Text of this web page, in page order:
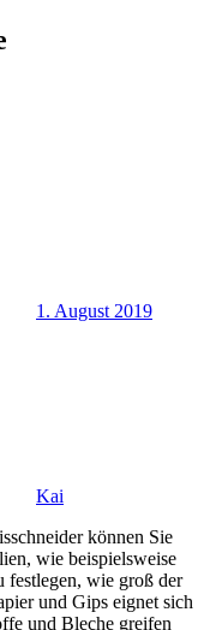
1. August 2019
Kai
können Sie
wie beispielsweise
festlegen, wie groß der
und Gips eignet sich
und Bleche greifen